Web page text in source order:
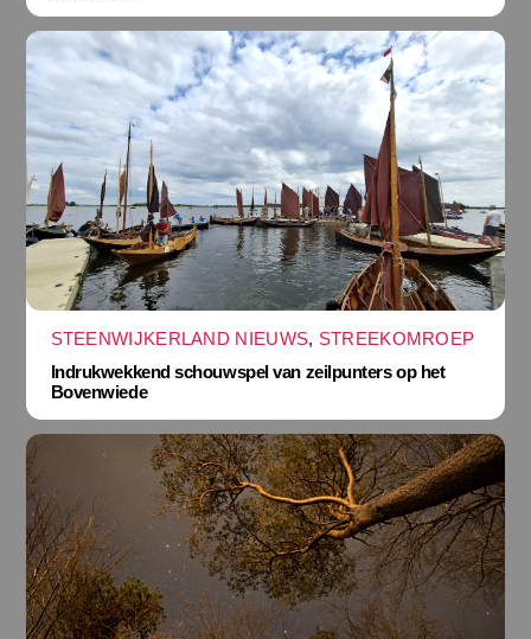
STEENWIJKERLAND NIEUWS, STREEKOMROEP
Indrukwekkend schouwspel van zeilpunters op het
Bovenwiede